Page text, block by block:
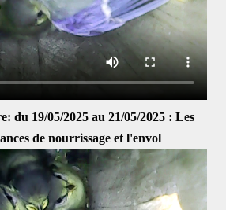
du 19/05/2025 au 21/05/2025 : Les
de nourrissage et l'envol